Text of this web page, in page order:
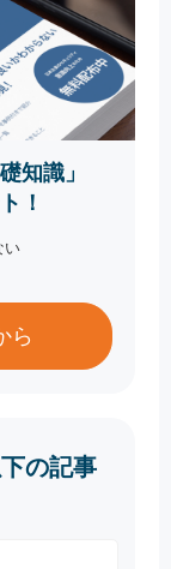
知識」
！
い
ら
の記事